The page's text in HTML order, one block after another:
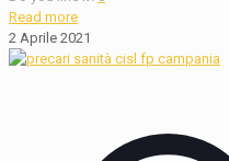
Read more
2 Aprile 2021